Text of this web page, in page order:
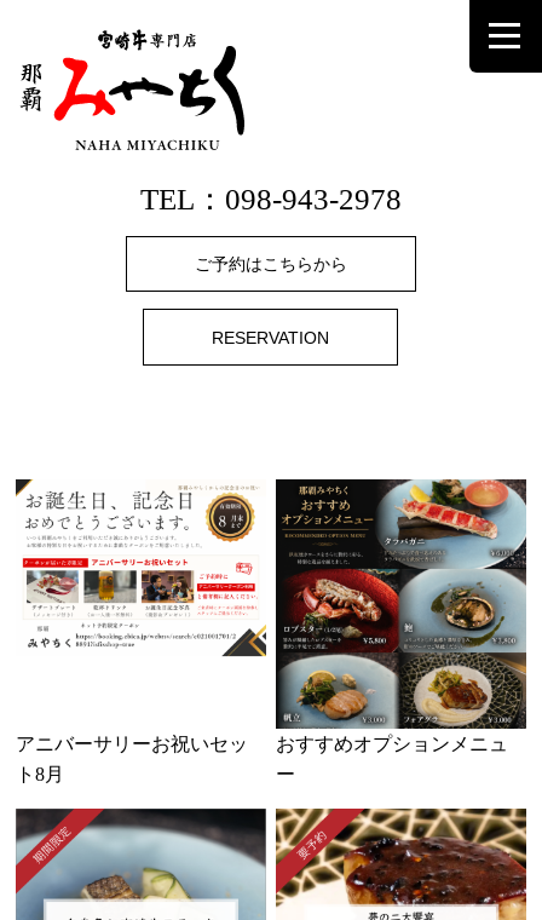
TEL：098-943-2978
ご予約はこちらから
RESERVATION
アニバーサリーお祝いセッ
ト8月
おすすめオプションメニュ
ー